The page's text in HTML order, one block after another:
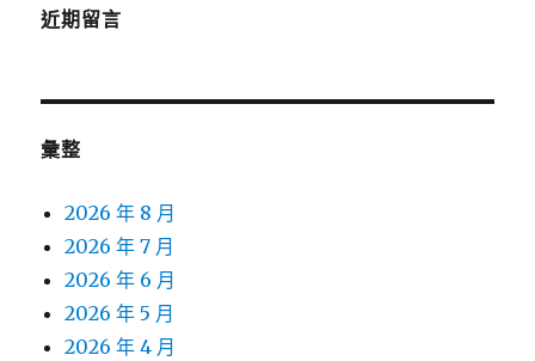
近期留言
彙整
2026 年 8 月
2026 年 7 月
2026 年 6 月
2026 年 5 月
2026 年 4 月